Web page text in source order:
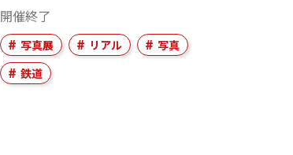
開催終了
写真展 リアル
写真
鉄道